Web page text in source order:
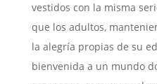
vestidos con la misma
que los adultos,
la alegría propias de su
bienvenida a un mundo